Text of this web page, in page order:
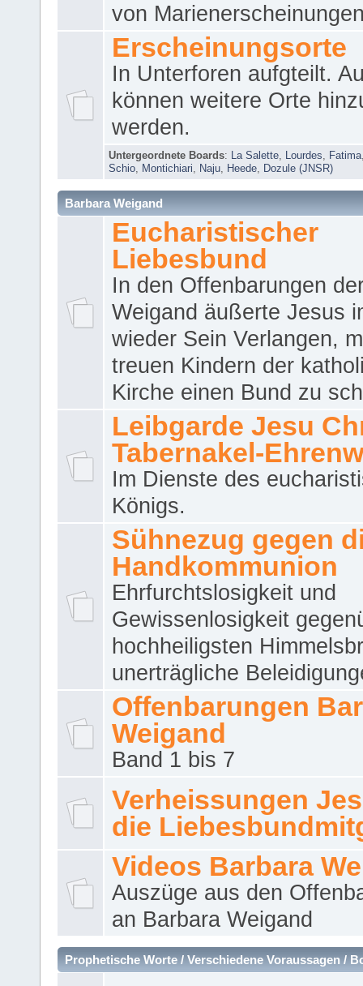
von
Erscheinungsorte
In Unterforen aufgteilt.
können weitere Orte
werden.
Untergeordnete Boards: La Salette Lourdes Fatima
Schio
Montichiari Naju Heede Dozule (JNSR)
Barbara Weigand
Eucharistischer
Liebesbund
In den Offenbarungen
Weigand äußerte Jesus
wieder Sein Verlangen,
treuen Kindern der
Kirche einen Bund zu
Leibgarde Jesu
Tabernakel-
Im Dienste des
Königs.
Sühnezug gegen
Handkommunion
Ehrfurchtslosigkeit und
Gewissenlosigkeit
hochheiligsten
unerträgliche
Offenbarungen
Weigand
Band 1 bis 7
Verheissungen
die
Videos Barbara
Auszüge aus den
an Barbara Weigand
Prophetische Worte / Verschiedene Voraussagen /